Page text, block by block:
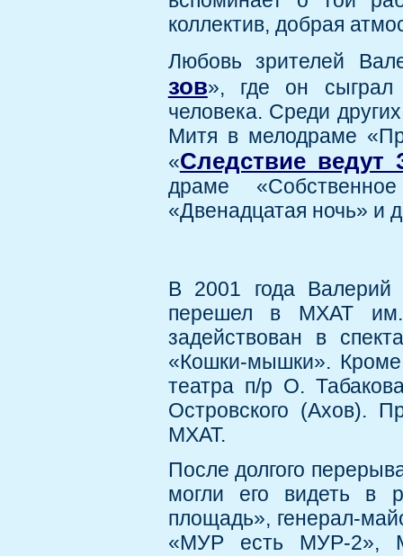
коллектив, добрая
Любовь зрителей
зов», где он сыграл
человека. Среди
Митя в мелодраме
«Следствие ведут
драме
«Двенадцатая ночь» и
В 2001 года Валерий
перешел в МХАТ
задействован в
«Кошки-мышки». Кроме
театра п/р О.
Островского (Ахов).
МХАТ.
После долгого
могли его видеть в
площадь», генерал-
«МУР есть МУР-2»,